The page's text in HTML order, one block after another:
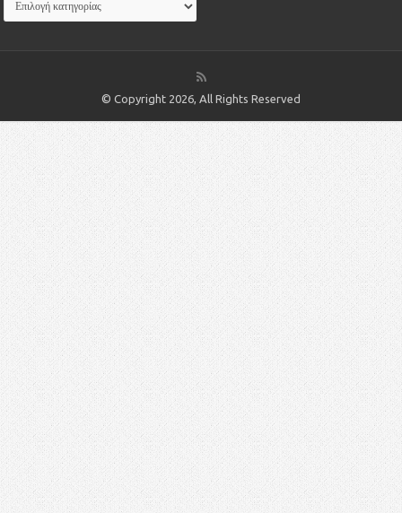
© Copyright 2026, All Rights Reserved